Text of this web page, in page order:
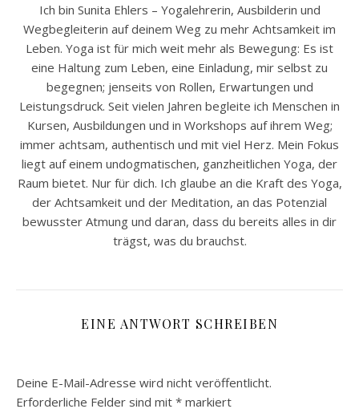
Ich bin Sunita Ehlers – Yogalehrerin, Ausbilderin und
Wegbegleiterin auf deinem Weg zu mehr Achtsamkeit im
Leben. Yoga ist für mich weit mehr als Bewegung: Es ist
eine Haltung zum Leben, eine Einladung, mir selbst zu
begegnen; jenseits von Rollen, Erwartungen und
Leistungsdruck. Seit vielen Jahren begleite ich Menschen in
Kursen, Ausbildungen und in Workshops auf ihrem Weg;
immer achtsam, authentisch und mit viel Herz. Mein Fokus
liegt auf einem undogmatischen, ganzheitlichen Yoga, der
Raum bietet. Nur für dich. Ich glaube an die Kraft des Yoga,
der Achtsamkeit und der Meditation, an das Potenzial
bewusster Atmung und daran, dass du bereits alles in dir
trägst, was du brauchst.
EINE ANTWORT SCHREIBEN
Deine E-Mail-Adresse wird nicht veröffentlicht.
Erforderliche Felder sind mit * markiert